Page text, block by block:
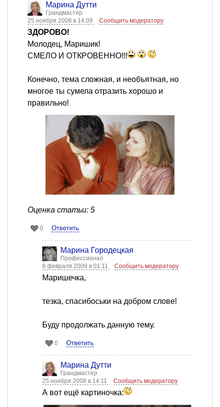
Марина Дутти
Грандмастер
25 ноября 2008 в 14:09
Сообщить модератору
ЗДОРОВО!
Молодец, Маришик!
СМЕЛО И ОТКРОВЕННО!!!
Конечно, тема сложная, и необъятная, но
многое ты сумела отразить хорошо и
правильно!
Оценка статьи: 5
0 Ответить
Марина Городецкая
Профессионал
8 февраля 2009 в 01:11
Сообщить модератору
Маришечка,
тезка, спасибоськи на добром слове!
Буду продолжать данную тему.
0 Ответить
Марина Дутти
Грандмастер
25 ноября 2008 в 14:11
Сообщить модератору
А вот ещё картиночка: